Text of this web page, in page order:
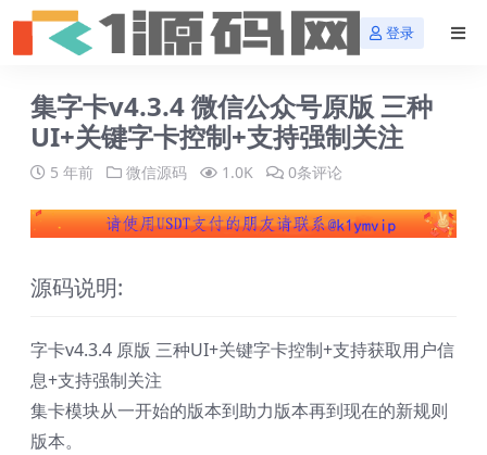
登录
集字卡v4.3.4 微信公众号原版 三种
UI+关键字卡控制+支持强制关注
5 年前 微信源码 1.0K 0条评论
源码说明:
字卡v4.3.4 原版 三种UI+关键字卡控制+支持获取用户信
息+支持强制关注
集卡模块从一开始的版本到助力版本再到现在的新规则
版本。